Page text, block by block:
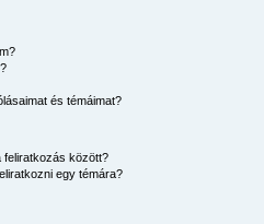
és témáimat?
feliratkozás között?
egy témára?